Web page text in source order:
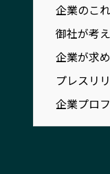
プレスリリース
MILCプロジェクト
Localist
イベント
地域豆知識
Sporkle
企業のこ
御社が考
企業が求
プレスリ
企業プロ